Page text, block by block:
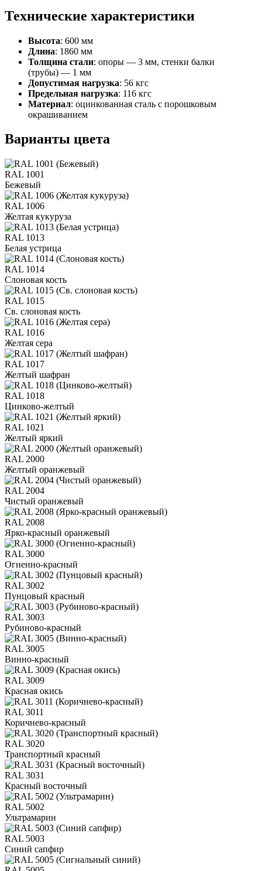
Технические характеристики
Высота: 600 мм
Длина: 1860 мм
Толщина стали: опоры ― 3 мм, стенки балки
(трубы) ― 1 мм
Допустимая нагрузка: 56 кгс
Предельная нагрузка: 116 кгс
Материал: оцинкованная сталь с порошковым
окрашиванием
Варианты цвета
RAL 1001
Бежевый
RAL 1006
Желтая кукуруза
RAL 1013
Белая устрица
RAL 1014
Слоновая кость
RAL 1015
Св. слоновая кость
RAL 1016
Желтая сера
RAL 1017
Желтый шафран
RAL 1018
Цинково-желтый
RAL 1021
Желтый яркий
RAL 2000
Желтый оранжевый
RAL 2004
Чистый оранжевый
RAL 2008
Ярко-красный оранжевый
RAL 3000
Огненно-красный
RAL 3002
Пунцовый красный
RAL 3003
Рубиново-красный
RAL 3005
Винно-красный
RAL 3009
Красная окись
RAL 3011
Коричнево-красный
RAL 3020
Транспортный красный
RAL 3031
Красный восточный
RAL 5002
Ультрамарин
RAL 5003
Синий сапфир